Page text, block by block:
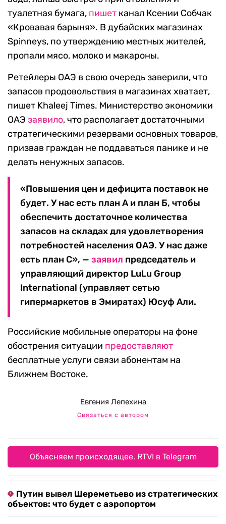
туалетная бумага, пишет канал Ксении Собчак
«Кровавая барыня». В дубайских магазинах
Spinneys, по утверждению местных жителей,
пропали мясо, молоко и макароны.
Ретейлеры ОАЭ в свою очередь заверили, что
запасов продовольствия в магазинах хватает,
пишет Khaleej Times. Министерство экономики
ОАЭ заявило, что располагает достаточными
стратегическими резервами основных товаров,
призвав граждан не поддаваться панике и не
делать ненужных запасов.
«Повышения цен и дефицита поставок не
будет. У нас есть план А и план Б, чтобы
обеспечить достаточное количества
запасов на складах для удовлетворения
потребностей населения ОАЭ. У нас даже
есть план С», — заявил председатель и
управляющий директор LuLu Group
International (управляет сетью
гипермаркетов в Эмиратах) Юсуф Али.
Российские мобильные операторы на фоне
обострения ситуации предоставляют
бесплатные услуги связи абонентам на
Ближнем Востоке.
Евгения Лепехина
Связаться с автором
Объясняем происходящее. RTVI в Telegram
Путин вывел Шереметьево из стратегических
объектов: что будет с аэропортом